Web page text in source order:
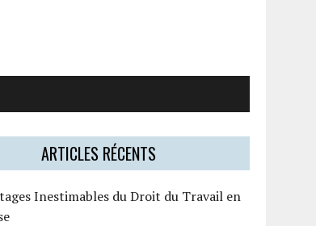
ARTICLES RÉCENTS
Inestimables du Droit du Travail en